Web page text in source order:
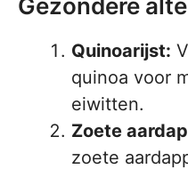
Gezondere
Quinoarijst:
quinoa voor
eiwitten.
Zoete
zoete